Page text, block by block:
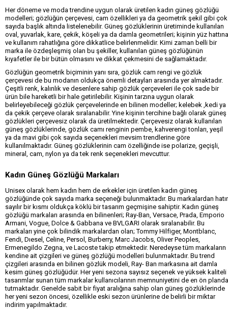
Her döneme ve moda trendine uygun olarak üretilen kadın güneş gözlüğü
modelleri; gözlüğün çerçevesi, cam özellikleri ya da geometrik şekil gibi çok
sayıda başlık altında listelenebilir. Güneş gözlüklerinin üretiminde kullanılan
oval, yuvarlak, kare, çekik, köşeli ya da damla geometrileri; kişinin yüz hattına
ve kullanım rahatlığına göre dikkatlice belirlenmelidir. Kimi zaman belli bir
marka ile özdeşleşmiş olan bu şekiller, kullanılan güneş gözlüğünün
kıyafetler ile bir bütün olmasını ve dikkat çekmesini de sağlamaktadır.
Gözlüğün geometrik biçiminin yanı sıra, gözlük cam rengi ve gözlük
çerçevesi de bu modanın oldukça önemli detayları arasında yer almaktadır.
Çeşitli renk, kalınlık ve desenlere sahip gözlük çerçeveleri ile çok sade bir
ürün bile hareketli bir hale getirilebilir. Kişinin tarzına uygun olarak
belirleyebileceği gözlük çerçevelerinde en bilinen modeller; kelebek ,kedi ya
da çekik çerçeve olarak sıralanabilir. Yine kişinin tercihine bağlı olarak güneş
gözlükleri çerçevesiz olarak da üretilmektedir. Çerçevesiz olarak kullanılan
güneş gözlüklerinde, gözlük camı renginin pembe, kahverengi tonları, yeşil
ya da mavi gibi çok sayıda seçenekleri mevsim trendlerine göre
kullanılmaktadır. Güneş gözlüklerinin cam özelliğinde ise polarize, geçişli,
mineral, cam, nylon ya da tek renk seçenekleri mevcuttur.
Kadın Güneş Gözlüğü Markaları
Unisex olarak hem kadın hem de erkekler için üretilen kadın güneş
gözlüğünde çok sayıda marka seçeneği bulunmaktadır. Bu markalardan
sayılır bir kısmı oldukça köklü bir tasarım geçmişine sahiptir. Kadın güneş
gözlüğü markaları arasında en bilinenleri; Ray-Ban, Versace, Prada, Emporio
Armani, Vogue, Dolce & Gabbana ve BVLGARI olarak sıralanabilir. Bu
markaları yine çok bilindik markalardan olan; Tommy Hilfiger, Montblanc,
Fendi, Dıesel, Celine, Persol, Burberry, Marc Jacobs, Oliver Peoples,
Ermenegildo Zegna, ve Lacoste takip etmektedir. Neredeyse tüm markaların
kendine ait çizgileri ve güneş gözlüğü modelleri bulunmaktadır. Bu trend
çizgileri arasında en bilinen gözlük modeli, Ray- Ban markasına ait damla
kesim güneş gözlüğüdür. Her yeni sezona sayısız seçenek ve yüksek kaliteli
tasarımlar sunan tüm markalar kullanıcılarının memnuniyetini de en ön planda
tutmaktadır. Genelde sabit bir fiyat aralığına sahip olan güneş gözlüklerinde
her yeni sezon öncesi, özellikle eski sezon ürünlerine de belirli bir miktar
indirim yapılmaktadır.